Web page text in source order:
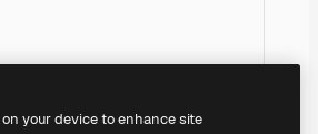
your device to enhance site